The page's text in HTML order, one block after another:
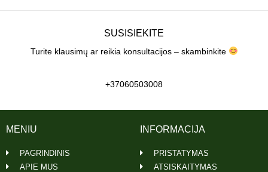
SUSISIEKITE
Turite klausimų ar reikia konsultacijos – skambinkite
+37060503008
INFORMACIJA
PRISTATYMAS
ATSISKAITYMAS
MENIU
PAGRINDINIS
APIE MUS